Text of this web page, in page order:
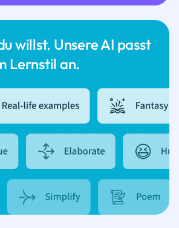
willst. Unsere AI passt
Lernstil an.